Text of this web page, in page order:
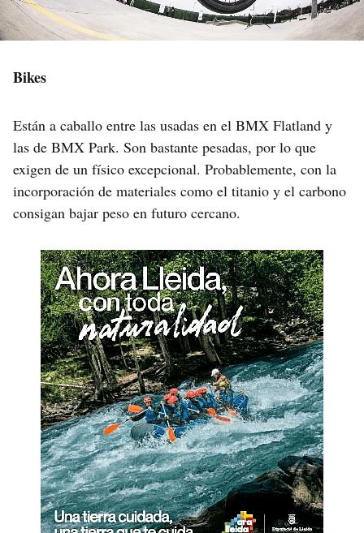
Bikes
Están a caballo entre las usadas en el BMX Flatland y
las de BMX Park. Son bastante pesadas, por lo que
exigen de un físico excepcional. Probablemente, con la
incorporación de materiales como el titanio y el carbono
consigan bajar peso en futuro cercano.